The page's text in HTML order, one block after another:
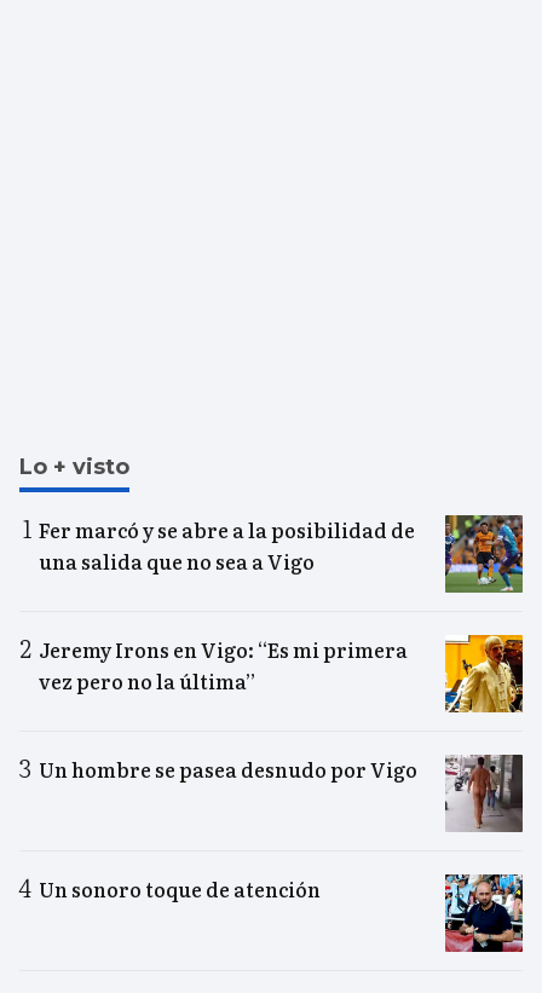
Lo + visto
Fer marcó y se abre a la posibilidad de
una salida que no sea a Vigo
Jeremy Irons en Vigo: “Es mi primera
vez pero no la última”
Un hombre se pasea desnudo por Vigo
Un sonoro toque de atención